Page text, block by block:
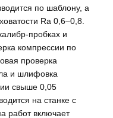
по шаблону, а
Ra 0,6–0,8.
пробках и
компрессии по
проверка
и шлифовка
свыше 0,05
на станке с
работ включает